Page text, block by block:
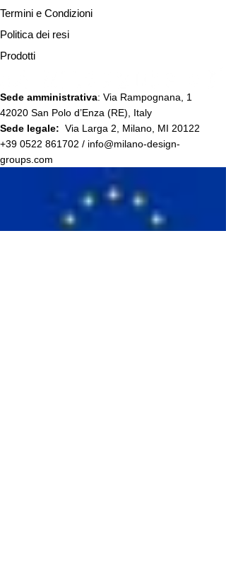
Termini e Condizioni
Politica dei resi
Prodotti
Sede amministrativa: Via Rampognana, 1
42020 San Polo d’Enza (RE), Italy
Sede legale: Via Larga 2, Milano, MI 20122
+39 0522 861702 / info@milano-design-
groups.com